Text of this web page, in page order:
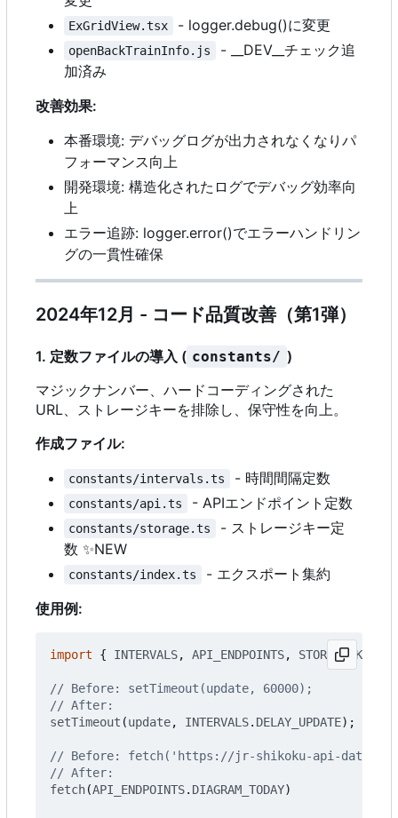
ExGridView.tsx - logger.debug()に変更
openBackTrainInfo.js
- __DEV__チェック追
加済み
改善効果:
本番環境: デバッグログが出力されなくなりパ
フォーマンス向上
開発環境: 構造化されたログでデバッグ効率向
上
エラー追跡: logger.error()でエラーハンドリン
グの一貫性確保
2024年12月 - コード品質改善（第1弾）
1. 定数ファイルの導入 ( constants/ )
マジックナンバー、ハードコーディングされた
URL、ストレージキーを排除し、保守性を向上。
作成ファイル:
constants/intervals.ts - 時間間隔定数
constants/api.ts - APIエンドポイント定数
constants/storage.ts
- ストレージキー定
数 ✨NEW
constants/index.ts
- エクスポート集約
使用例:
import { INTERVALS, API_ENDPOINTS, STORAGE_KEYS
setTimeout (update, INTERVALS. DELAY_UPDATE);
fetch(API_ENDPOINTS. DIAGRAM_TODAY)